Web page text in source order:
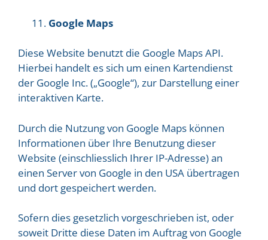
Google Maps
Diese Website benutzt die Google Maps API.
Hierbei handelt es sich um einen Kartendienst
der Google Inc. („Google“), zur Darstellung einer
interaktiven Karte.
Durch die Nutzung von Google Maps können
Informationen über Ihre Benutzung dieser
Website (einschliesslich Ihrer IP-Adresse) an
einen Server von Google in den USA übertragen
und dort gespeichert werden.
Sofern dies gesetzlich vorgeschrieben ist, oder
soweit Dritte diese Daten im Auftrag von Google